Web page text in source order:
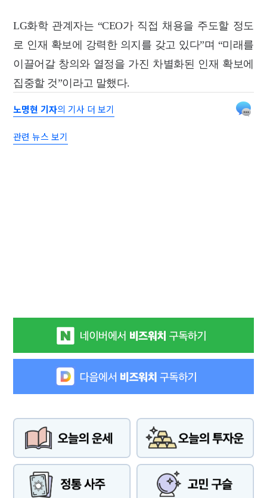
LG화학 관계자는 “CEO가 직접 채용을 주도할 정도
로 인재 확보에 강력한 의지를 갖고 있다”며 “미래를
이끌어갈 창의와 열정을 가진 차별화된 인재 확보에
집중할 것”이라고 말했다.
노명현 기자의 기사 더 보기
관련 뉴스 보기